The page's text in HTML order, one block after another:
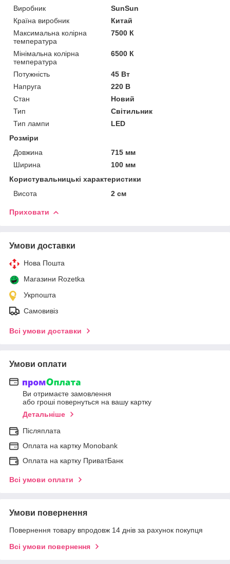
Виробник
SunSun
Країна виробник
Китай
Максимальна колірна
температура
7500 К
Мінімальна колірна
температура
6500 К
Потужність
45 Вт
Напруга
220 В
Стан
Новий
Тип
Світильник
Тип лампи
LED
Розміри
Довжина
715 мм
Ширина
100 мм
Користувальницькі характеристики
Висота
2 см
Приховати
Умови доставки
Нова Пошта
Магазини Rozetka
Укрпошта
Самовивіз
Всі умови доставки
Умови оплати
Ви отримаєте замовлення
або гроші повернуться на вашу картку
Детальніше
Післяплата
Оплата на картку Мonobank
Оплата на картку ПриватБанк
Всі умови оплати
Умови повернення
Повернення товару впродовж 14 днів за рахунок покупця
Всі умови повернення